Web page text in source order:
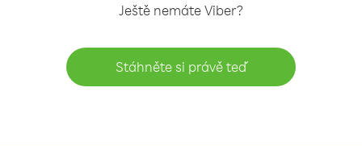
Ještě nemáte Viber?
Stáhněte si právě teď